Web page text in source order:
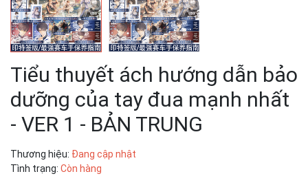
Tiểu thuyết ách hướng dẫn bảo
dưỡng của tay đua mạnh nhất
- VER 1 - BẢN TRUNG
Thương hiệu: Đang cập nhật
Tình trạng: Còn hàng